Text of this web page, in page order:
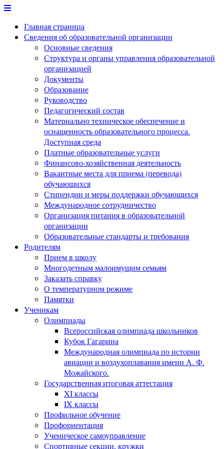
Перейти
содержимому
Главная страница
Сведения об образовательной организации
Основные сведения
Структура и органы управления образовательной
организацией
Документы
Образование
Руководство
Педагогический состав
Материально техническое обеспечение и
оснащенность образовательного процесса.
Доступная среда
Платные образовательные услуги
Финансово-хозяйственная деятельность
Вакантные места для приема (перевода)
обучающихся
Стипендии и меры поддержки обучающихся
Международное сотрудничество
Организация питания в образовательной
организации
Образовательные стандарты и требования
Родителям
Прием в школу
Многодетным малоимущим семьям
Заказать справку
О температурном режиме
Памятки
Ученикам
Олимпиады
Всероссийская олимпиада школьников
Кубок Гагарина
Международная олимпиада по истории
авиации и воздухоплавания имени А. Ф.
Можайского.
Государственная итоговая аттестация
XI классы
IX классы
Профильное обучение
Профориентация
Ученическое самоуправление
Спортивные секции, кружки